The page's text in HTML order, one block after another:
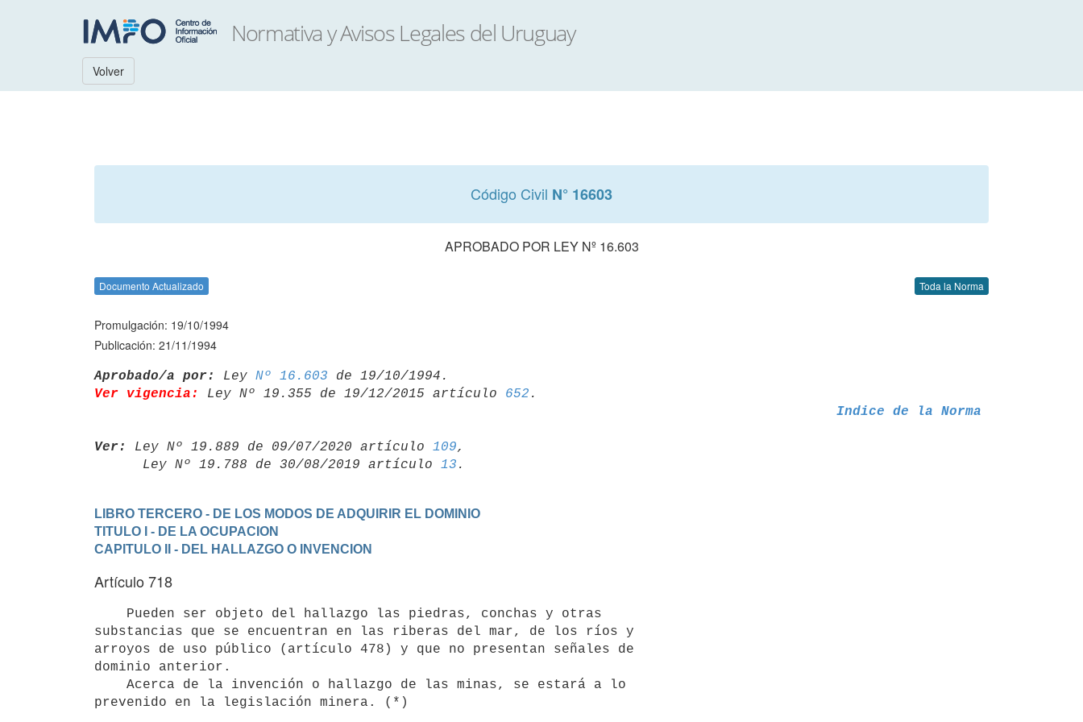
Volver
Código Civil N° 16603
APROBADO POR LEY Nº 16.603
Documento Actualizado Toda la Norma
Promulgación: 19/10/1994
Publicación: 21/11/1994
Aprobado/a por: Ley Nº 16.603
Ver vigencia:
Ley Nº 19.355 de 19/12/2015 artículo 652
Indice de la Norma
Ver: Ley Nº 19.889 de 09/07/2020 artículo 109,
      Ley Nº 19.788 de 30/08/2019 artículo
13
LIBRO TERCERO - DE LOS MODOS DE ADQUIRIR EL DOMINIO
TITULO I - DE LA OCUPACION
CAPITULO II - DEL HALLAZGO O INVENCION
Artículo 718
substancias que se encuentran en las riberas del mar, de los ríos y
arroyos de uso público (artículo 478) y que no presentan señales de
dominio anterior.